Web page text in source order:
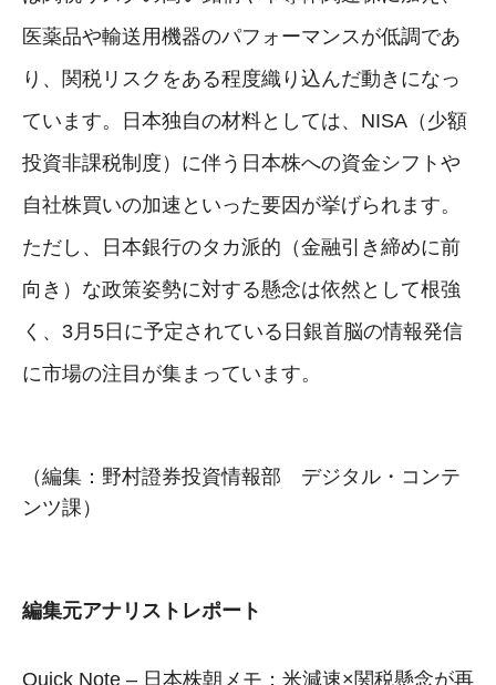
医薬品や輸送用機器のパフォーマンスが低調であ
り、関税リスクをある程度織り込んだ動きになっ
ています。日本独自の材料としては、NISA（少額
投資非課税制度）に伴う日本株への資金シフトや
自社株買いの加速といった要因が挙げられます。
ただし、日本銀行のタカ派的（金融引き締めに前
向き）な政策姿勢に対する懸念は依然として根強
く、3月5日に予定されている日銀首脳の情報発信
に市場の注目が集まっています。
（編集：野村證券投資情報部 デジタル・コンテ
ンツ課）
編集元アナリストレポート
Quick Note – 日本株朝メモ：米減速×関税懸念が再